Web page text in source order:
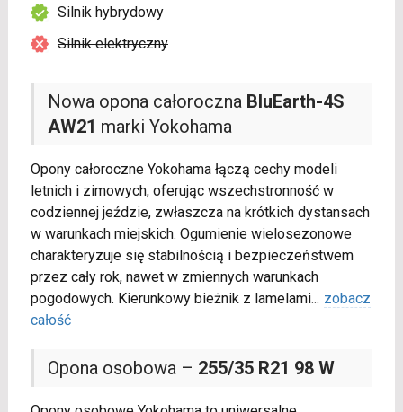
Nowa opona całoroczna BluEarth-4S
AW21 marki Yokohama
Opony całoroczne Yokohama łączą cechy modeli
letnich i zimowych, oferując wszechstronność w
codziennej jeździe, zwłaszcza na krótkich dystansach
w warunkach miejskich. Ogumienie wielosezonowe
charakteryzuje się stabilnością i bezpieczeństwem
przez cały rok, nawet w zmiennych warunkach
pogodowych. Kierunkowy bieżnik z lamelami... zobacz
całość
Opona osobowa – 255/35 R21 98 W
Silnik hybrydowy
Silnik elektryczny